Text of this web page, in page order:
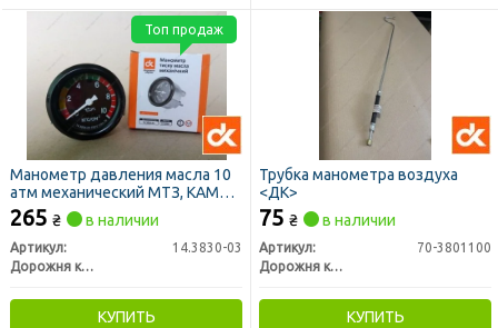
Манометр давления масла 10
атм механический МТЗ, КАМАЗ
(ДК)
265 ₴ в наличии
Артикул:
14.3830-03
Дорожня карта
КУПИТЬ
Топ продаж
Трубка манометра воздуха
<ДК>
75 ₴ в наличии
Артикул:
70-3801100
Дорожня карта
КУПИТЬ